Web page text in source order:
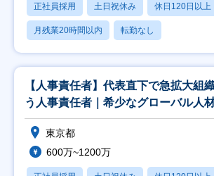
正社員採用 土日祝休み 休日120日以上
月残業20時間以内 転勤なし
【人事責任者】代表直下で急拡大組
う人事責任者｜希少なグローバル人
める！
東京都
600万~1200万